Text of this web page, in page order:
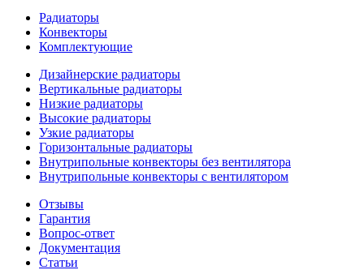
Радиаторы
Конвекторы
Комплектующие
Дизайнерские радиаторы
Вертикальные радиаторы
Низкие радиаторы
Высокие радиаторы
Узкие радиаторы
Горизонтальные радиаторы
Внутрипольные конвекторы без вентилятора
Внутрипольные конвекторы с вентилятором
Отзывы
Гарантия
Вопрос-ответ
Документация
Статьи